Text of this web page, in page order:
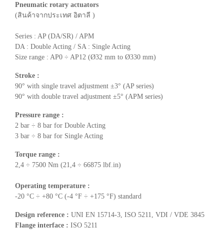
Pneumatic rotary actuators
(สินค้าจากประเทศ อิตาลี )
Series : AP (DA/SR) / APM
DA : Double Acting / SA : Single Acting
Size range : AP0 ÷ AP12 (Ø32 mm to Ø330 mm)
Stroke :
90° with single travel adjustment ±3° (AP series)
90° with double travel adjustment ±5° (APM series)
Pressure range :
2 bar ÷ 8 bar for Double Acting
3 bar ÷ 8 bar for Single Acting
Torque range :
2,4 ÷ 7500 Nm (21,4 ÷ 66875 lbf.in)
Operating temperature :
-20 °C ÷ +80 °C (-4 °F ÷ +175 °F) standard
Design reference : UNI EN 15714-3, ISO 5211, VDI / VDE 3845
Flange interface : ISO 5211